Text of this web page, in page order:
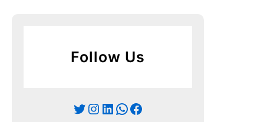
Follow Us
Twitter Instagram LinkedIn WhatsApp Facebook